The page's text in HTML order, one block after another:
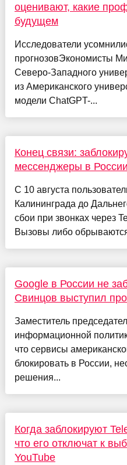
оценивают, какие
будущем
Исследователи
прогнозовЭкономисты
Северо-Западного
из Американского
модели ChatGPT-...
Конец связи:
мессенджеры в
С 10 августа
Калининграда до
сбои при звонках через
Вызовы либо
Google в России не
Свинцов выступил
Заместитель
информационной
что сервисы
блокировать в России,
решения...
Когда заблокируют
что его отключат к
YouTube